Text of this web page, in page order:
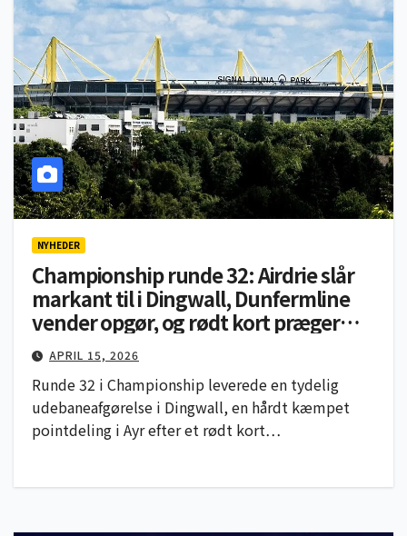
NYHEDER
Championship runde 32: Airdrie slår
markant til i Dingwall, Dunfermline
vender opgør, og rødt kort præger
aftenopgør i Glasgow
APRIL 15, 2026
Runde 32 i Championship leverede en tydelig
udebaneafgørelse i Dingwall, en hårdt kæmpet
pointdeling i Ayr efter et rødt kort…